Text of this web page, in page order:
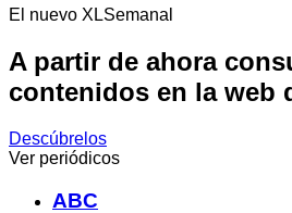
El nuevo XLSemanal
A partir de ahora
contenidos en la web
Descúbrelos
Ver periódicos
ABC